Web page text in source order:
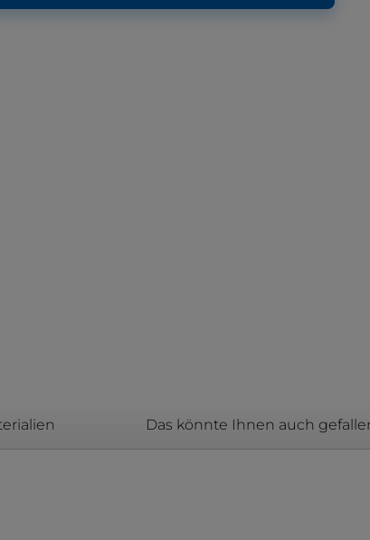
Das könnte Ihnen auch